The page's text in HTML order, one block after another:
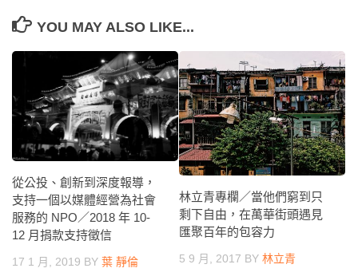
YOU MAY ALSO LIKE...
從公投、創新到深度報導，
支持一個以媒體經營為社會
服務的 NPO／2018 年 10-
12 月捐款支持徵信
17 1 月, 2019 BY 葉 靜倫
林立青專欄／當他們窮到只
剩下自由，在萬華街頭遇見
匯聚百年的包容力
5 9 月, 2017 BY 林立青